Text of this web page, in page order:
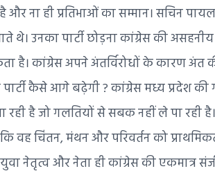
ना ही प्रतिभाओं का सम्मान। सचिन
थे। उनका पार्टी छोड़ना कांग्रेस की
है। कांग्रेस अपने अंतर्विरोधों के कारण अंत
कैसे आगे बढ़ेगी ? कांग्रेस मध्य प्रदेश की
रही है जो गलतियों से सबक नहीं ले पा रही
वह चिंतन, मंथन और परिवर्तन को
नेतृत्व और नेता ही कांग्रेस की एकमात्र